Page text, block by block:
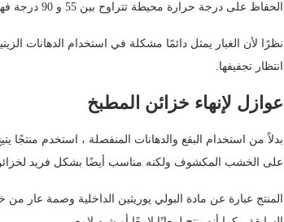
الحفاظ على درجة حرارة محيطة تتراوح بين 55 و 90 درجة فهرنهايت ، مع رطوبة نسبية أقل من 85 بالمائة.
نظرًا لأن الغبار يمثل دائمًا مشكلة في استخدام الدهانات
انتظار تجفيفها.
عوازل لإنهاء خزائن المطبخ
بدلاً من استخدام البقع والدهانات المنفصلة ، استخدم
على الخشب المكشوف ولكنه مناسب أيضًا بشكل فريد لخزائن
المنتج عبارة عن مادة البولي يوريثين الداخلية وصمة